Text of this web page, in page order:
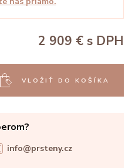
2 909 € s DPH
VLOŽIŤ DO KOŠÍKA
info@prsteny.cz